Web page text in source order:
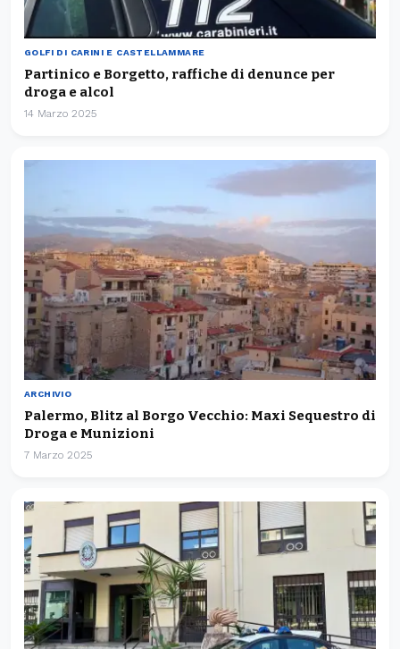
GOLFI DI CARINI E CASTELLAMMARE
Partinico e Borgetto, raffiche di denunce per
droga e alcol
14 Marzo 2025
ARCHIVIO
Palermo, Blitz al Borgo Vecchio: Maxi Sequestro di
Droga e Munizioni
7 Marzo 2025